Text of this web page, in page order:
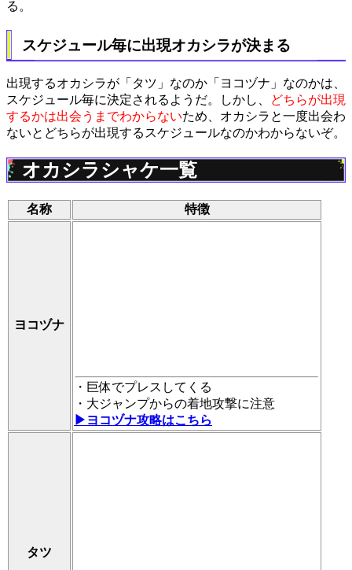
る。
スケジュール毎に出現オカシラが決まる
出現するオカシラが「タツ」なのか「ヨコヅナ」なのかは、
スケジュール毎に決定されるようだ。しかし、
どちらが出現
するかは出会うまでわからないため、オカシラと一度出会わ
ないとどちらが出現するスケジュールなのかわからないぞ。
オカシラシャケ一覧
名称 特徴
ヨコヅナ
・巨体でプレスしてくる
・大ジャンプからの着地攻撃に注意
▶ヨコヅナ攻略はこちら
タツ